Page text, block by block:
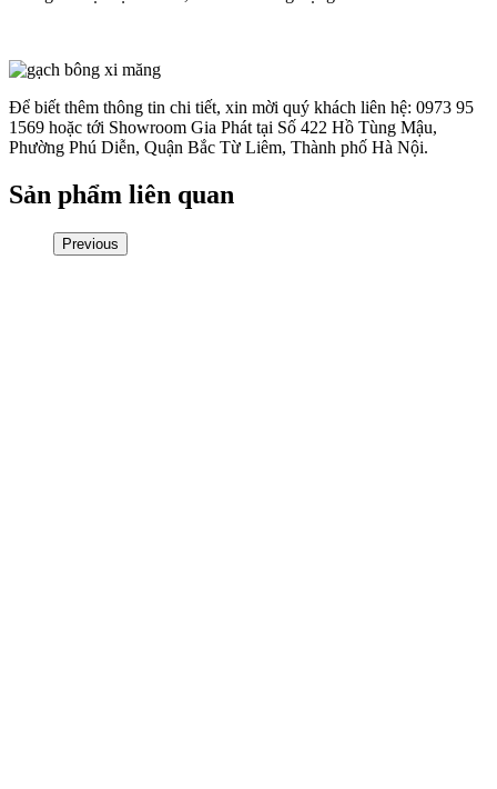
Để biết thêm thông tin chi tiết, xin mời quý khách liên hệ: 0973 95
1569 hoặc tới Showroom Gia Phát tại Số 422 Hồ Tùng Mậu,
Phường Phú Diễn, Quận Bắc Từ Liêm, Thành phố Hà Nội.
Sản phẩm liên quan
Previous